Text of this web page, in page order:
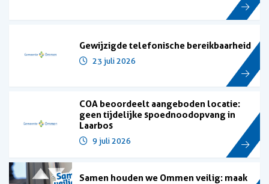
Gewijzigde telefonische bereikbaarheid
23 juli 2026
COA beoordeelt aangeboden locatie:
geen tijdelijke spoednoodopvang in
Laarbos
9 juli 2026
Samen houden we Ommen veilig: maak